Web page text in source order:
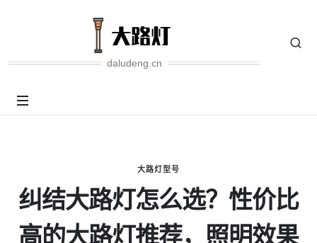
daludeng.cn
大路灯型号
纠结大路灯怎么选？性价比
高的大路灯推荐，照明效果